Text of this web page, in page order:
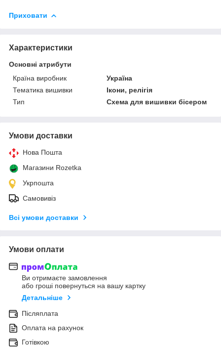
Приховати
Характеристики
Основні атрибути
Країна виробник
Україна
Тематика вишивки
Ікони, релігія
Тип
Схема для вишивки бісером
Умови доставки
Нова Пошта
Магазини Rozetka
Укрпошта
Самовивіз
Всі умови доставки
Умови оплати
Ви отримаєте замовлення
або гроші повернуться на вашу картку
Детальніше
Післяплата
Оплата на рахунок
Готівкою